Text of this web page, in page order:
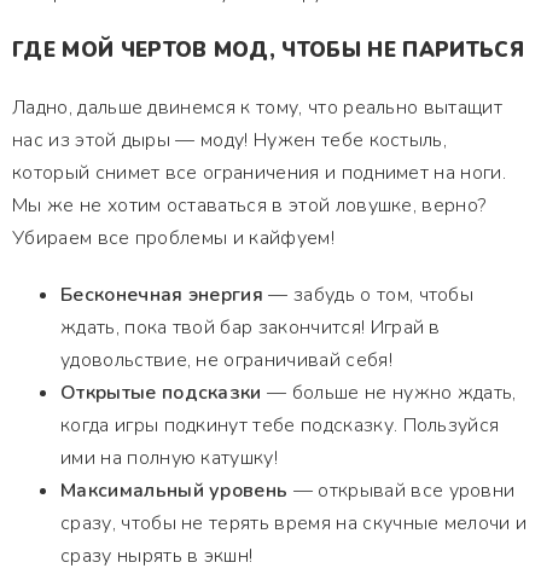
ГДЕ МОЙ ЧЕРТОВ МОД, ЧТОБЫ НЕ ПАРИТЬСЯ
Ладно, дальше двинемся к тому, что реально вытащит
нас из этой дыры — моду! Нужен тебе костыль,
который снимет все ограничения и поднимет на ноги.
Мы же не хотим оставаться в этой ловушке, верно?
Убираем все проблемы и кайфуем!
Бесконечная энергия — забудь о том, чтобы
ждать, пока твой бар закончится! Играй в
удовольствие, не ограничивай себя!
Открытые подсказки — больше не нужно ждать,
когда игры подкинут тебе подсказку. Пользуйся
ими на полную катушку!
Максимальный уровень — открывай все уровни
сразу, чтобы не терять время на скучные мелочи и
сразу нырять в экшн!